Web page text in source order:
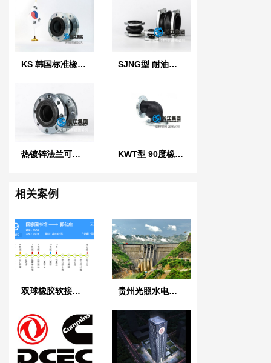
KS 韩国标准橡胶防震接头 SJNG型 耐油橡胶避震喉
热镀锌法兰可曲挠橡胶接头 KWT型 90度橡胶管接头
相关案例
双球橡胶软接头【应用】北京地铁9号线冷塔空调 贵州光照水电站耐油橡胶软接头工程案例